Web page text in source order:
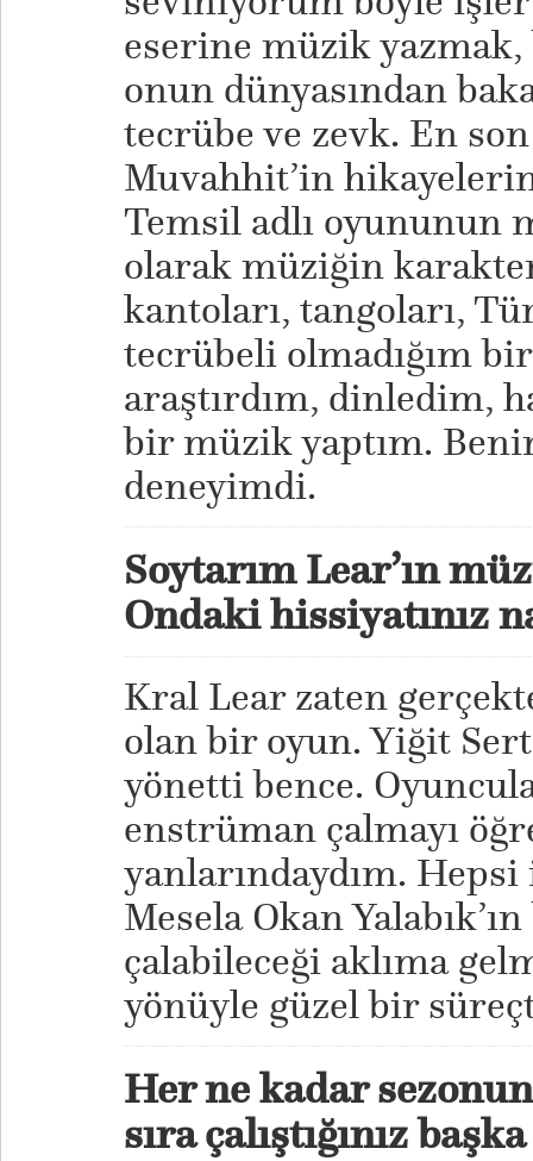
eserine müzik
onun dünyasından
tecrübe ve zevk. En
Muvahhit’in
Temsil adlı oyununun
olarak müziğin
kantoları, tangoları,
tecrübeli olmadığım
araştırdım, dinledim,
bir müzik yaptım.
deneyimdi.
Soytarım Lear’ın
Ondaki hissiyatınız
Kral Lear zaten
olan bir oyun. Yiğit
yönetti bence.
enstrüman çalmayı
yanlarındaydım.
Mesela Okan
çalabileceği aklıma
yönüyle güzel bir
Her ne kadar
sıra çalıştığınız